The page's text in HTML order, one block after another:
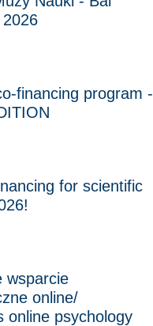
financing program -
for scientific
wsparcie
online/
online psychology